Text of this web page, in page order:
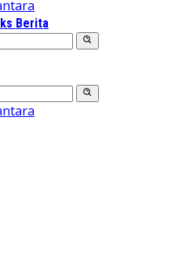
Berita